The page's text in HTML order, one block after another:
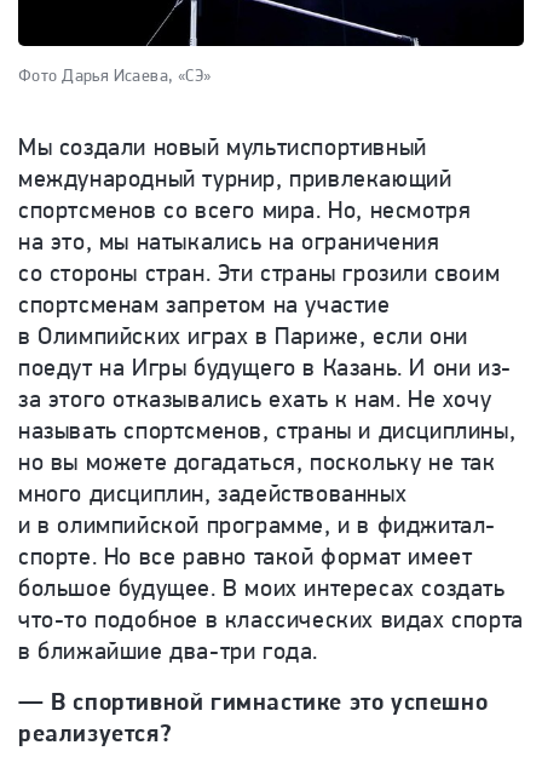
Фото Дарья Исаева, «СЭ»
Мы создали новый мультиспортивный
международный турнир, привлекающий
спортсменов со всего мира. Но, несмотря
на это, мы натыкались на ограничения
со стороны стран. Эти страны грозили своим
спортсменам запретом на участие
в Олимпийских играх в Париже, если они
поедут на Игры будущего в Казань. И они из-
за этого отказывались ехать к нам. Не хочу
называть спортсменов, страны и дисциплины,
но вы можете догадаться, поскольку не так
много дисциплин, задействованных
и в олимпийской программе, и в фиджитал-
спорте. Но все равно такой формат имеет
большое будущее. В моих интересах создать
что-то подобное в классических видах спорта
в ближайшие два-три года.
— В спортивной гимнастике это успешно
реализуется?